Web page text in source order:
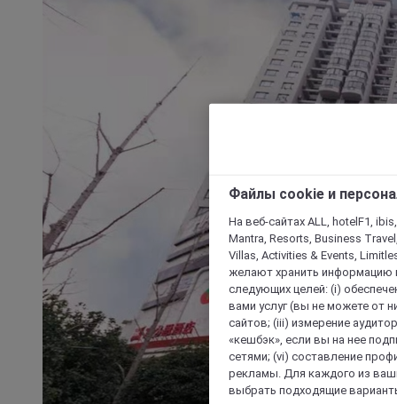
Файлы cookie и
На веб-сайтах ALL, hotelF1,
Mantra, Resorts, Business
Villas, Activities & Events,
желают хранить информацию
следующих целей: (i)
вами услуг (вы не можете от
сайтов; (iii) измерение
«кешбэк», если вы на нее
сетями; (vi) составление
рекламы. Для каждого из
выбрать подходящие